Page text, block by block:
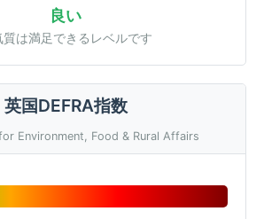
良い
質は満足できるレベルです
英国DEFRA指数
Environment, Food & Rural Affairs